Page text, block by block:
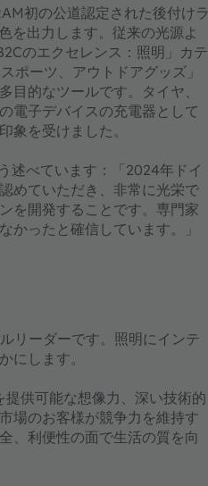
初の公道認定された後付けラ
を出力します。従来の光源よ
のエクセレンス：照明」カテ
ポーツ、アウトドアグッズ」
的なツールです。タイヤ、
電子デバイスの充電器として
象を受けました。
述べています：「2024年ドイ
めていただき、非常に光栄で
を開発することです。専門家
かったと確信しています。」
リーダーです。照明にインテ
にします。
供可能な想像力、深い技術的
場のお客様が競争力を維持す
、利便性の面で生活の質を向